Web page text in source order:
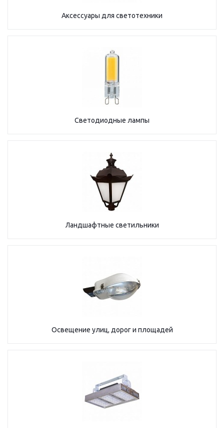
Аксессуары для светотехники
Светодиодные лампы
Ландшафтные светильники
Освещение улиц, дорог и площадей